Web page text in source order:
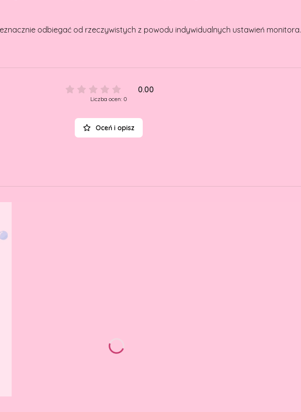
odbiegać od rzeczywistych z powodu indywidualnych ustawień monitora.
0.00
Liczba ocen: 0
Oceń i opisz